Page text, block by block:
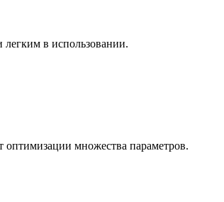
в использовании.
оптимизации множества параметров.